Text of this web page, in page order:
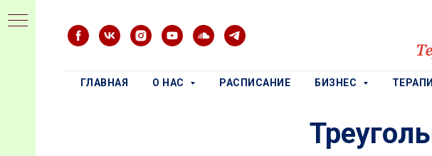
ГЛАВНАЯ О НАС РАСПИСАНИЕ БИЗНЕС